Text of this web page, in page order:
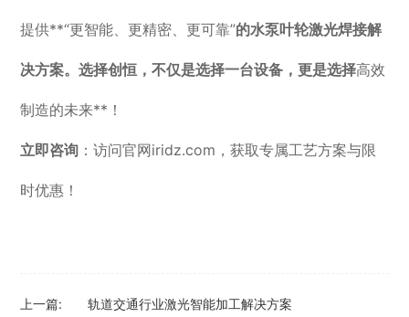
提供**“更智能、更精密、更可靠”的水泵叶轮激光焊接解
决方案。选择创恒，不仅是选择一台设备，更是选择高效
制造的未来**！
立即咨询 ：访问官网iridz.com，获取专属工艺方案与限
时优惠！
上一篇: 轨道交通行业激光智能加工解决方案